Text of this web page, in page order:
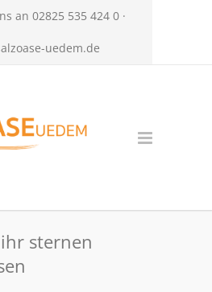
an 02825 535 424 0 ·
uedem.de
sternen